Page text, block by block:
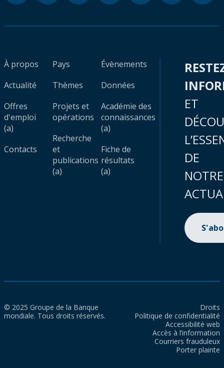
À propos
Actualité
Offres
d'emploi
(a)
Contacts
Pays
Thèmes
Projets et
opérations
Recherche
et
publications
(a)
Évènements
Données
Académie des
connaissances
(a)
Fiche de
résultats
(a)
ET
DE
NOTRE
© 2025 Groupe de la Banque
mondiale. Tous droits réservés.
Droits
Politique de confidentialité
Accessibilité web
Accès à l’information
Courriers frauduleux
Porter plainte